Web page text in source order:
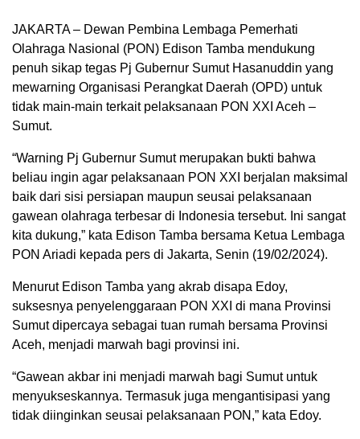
JAKARTA – Dewan Pembina Lembaga Pemerhati
Olahraga Nasional (PON) Edison Tamba mendukung
penuh sikap tegas Pj Gubernur Sumut Hasanuddin yang
mewarning Organisasi Perangkat Daerah (OPD) untuk
tidak main-main terkait pelaksanaan PON XXI Aceh –
Sumut.
“Warning Pj Gubernur Sumut merupakan bukti bahwa
beliau ingin agar pelaksanaan PON XXI berjalan maksimal
baik dari sisi persiapan maupun seusai pelaksanaan
gawean olahraga terbesar di Indonesia tersebut. Ini sangat
kita dukung,” kata Edison Tamba bersama Ketua Lembaga
PON Ariadi kepada pers di Jakarta, Senin (19/02/2024).
Menurut Edison Tamba yang akrab disapa Edoy,
suksesnya penyelenggaraan PON XXI di mana Provinsi
Sumut dipercaya sebagai tuan rumah bersama Provinsi
Aceh, menjadi marwah bagi provinsi ini.
“Gawean akbar ini menjadi marwah bagi Sumut untuk
menyukseskannya. Termasuk juga mengantisipasi yang
tidak diinginkan seusai pelaksanaan PON,” kata Edoy.